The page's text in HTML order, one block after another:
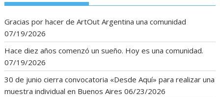
Gracias por hacer de ArtOut Argentina una comunidad
07/19/2026
Hace diez años comenzó un sueño. Hoy es una comunidad.
07/19/2026
30 de junio cierra convocatoria «Desde Aquí» para realizar una
muestra individual en Buenos Aires 06/23/2026